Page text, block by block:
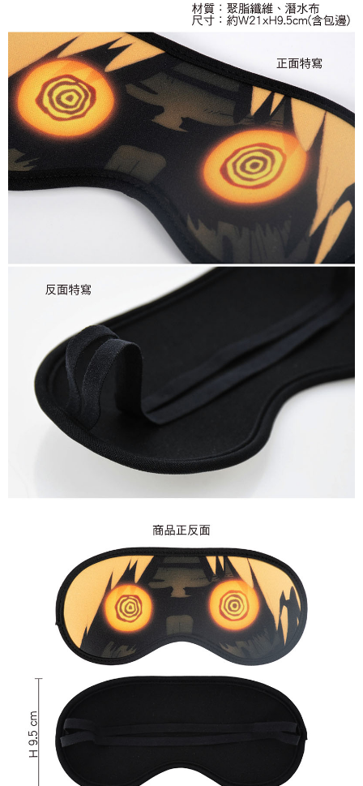
7-11取貨付款
每筆NT$65，滿NT$1,300(含以上)免運費
付款後7-11取貨
每筆NT$65，滿NT$1,300(含以上)免運費
宅配-木棉花樂園專用
每筆NT$100，滿NT$1,300(含以上)免運費
宅配-離島(澎湖/金門/馬祖)-木棉花樂園專用